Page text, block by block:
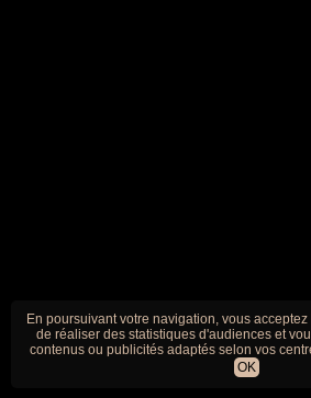
En poursuivant votre navigation, vous
de réaliser des statistiques d'audiences et
contenus ou publicités adaptés selon vos
OK